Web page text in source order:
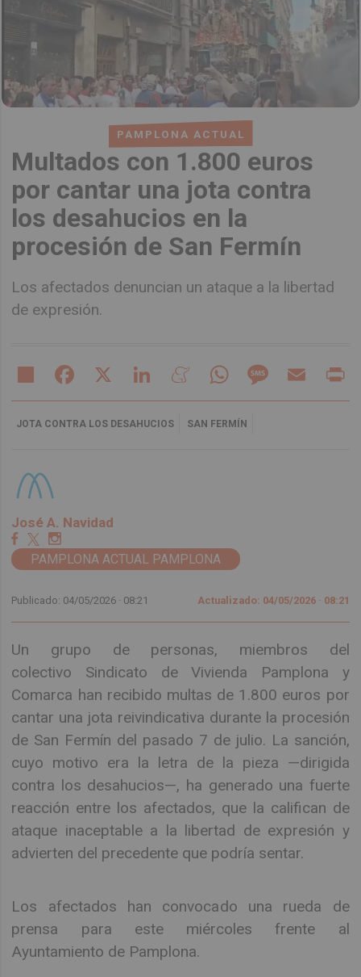
PAMPLONA ACTUAL
Multados con 1.800 euros
por cantar una jota contra
los desahucios en la
procesión de San Fermín
Los afectados denuncian un ataque a la libertad
de expresión.
Share Facebook LinkedIn MeneameWhatsAppMessageEmail
JOTA CONTRA LOS DESAHUCIOS SAN FERMÍN
José A. Navidad
PAMPLONA ACTUAL PAMPLONA
Publicado: 04/05/2026 · 08:21 Actualizado: 04/05/2026 · 08:21
Un grupo de personas, miembros del
colectivo Sindicato de Vivienda Pamplona y
Comarca han recibido multas de 1.800 euros por
cantar una jota reivindicativa durante la procesión
de San Fermín del pasado 7 de julio. La sanción,
cuyo motivo era la letra de la pieza —dirigida
contra los desahucios—, ha generado una fuerte
reacción entre los afectados, que la califican de
ataque inaceptable a la libertad de expresión y
advierten del precedente que podría sentar.
Los afectados han convocado una rueda de
prensa para este miércoles frente al
Ayuntamiento de Pamplona.